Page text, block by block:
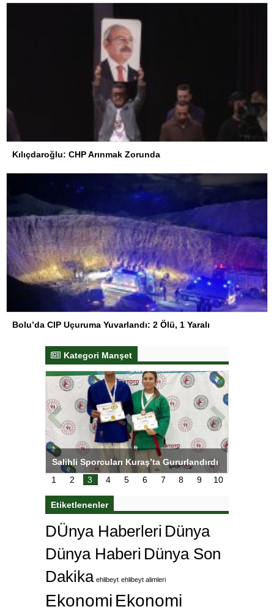
Kılıçdaroğlu: CHP Arınmak Zorunda
Bolu’da CIP Uçuruma Yuvarlandı: 2 Ölü, 1 Yaralı
Kategori Manşet
Salihli Sporcuları Kuraş’ta Gururlandırdı
1 2 3 4 5 6 7 8 9 10
Etiketlenenler
DÜnya Haberleri Dünya
Dünya Haberi Dünya Son
Dakika ehlibeyt ehlibeyt alimleri
Ekonomi Ekonomi